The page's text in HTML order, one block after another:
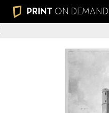
PRINT ON DEMAND